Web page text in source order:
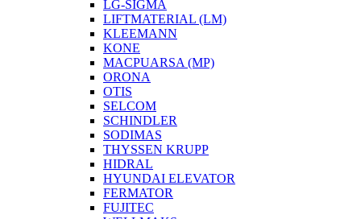
LG-SIGMA
LIFTMATERIAL (LM)
KLEEMANN
KONE
MACPUARSA (MP)
ORONA
OTIS
SELCOM
SCHINDLER
SODIMAS
THYSSEN KRUPP
HIDRAL
HYUNDAI ELEVATOR
FERMATOR
FUJITEC